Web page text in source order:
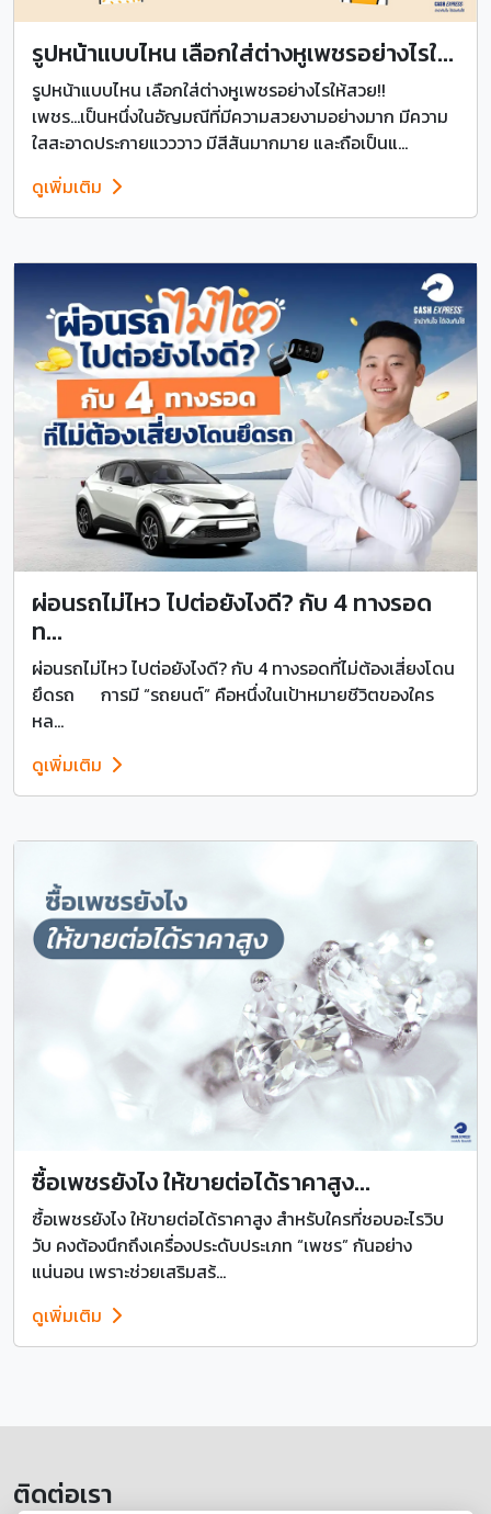
รูปหน้าแบบไหน เลือกใส่ต่างหูเพชรอย่างไรใ...
รูปหน้าแบบไหน เลือกใส่ต่างหูเพชรอย่างไรให้สวย!!
เพชร...เป็นหนึ่งในอัญมณีที่มีความสวยงามอย่างมาก มีความ
ใสสะอาดประกายแวววาว มีสีสันมากมาย และถือเป็นแ...
ดูเพิ่มเติม
ผ่อนรถไม่ไหว ไปต่อยังไงดี? กับ 4 ทางรอด
ท...
ผ่อนรถไม่ไหว ไปต่อยังไงดี? กับ 4 ทางรอดที่ไม่ต้องเสี่ยงโดน
ยึดรถ การมี “รถยนต์” คือหนึ่งในเป้าหมายชีวิตของใคร
หล...
ดูเพิ่มเติม
ซื้อเพชรยังไง ให้ขายต่อได้ราคาสูง...
ซื้อเพชรยังไง ให้ขายต่อได้ราคาสูง สำหรับใครที่ชอบอะไรวิบ
วับ คงต้องนึกถึงเครื่องประดับประเภท “เพชร” กันอย่าง
แน่นอน เพราะช่วยเสริมสร้...
ดูเพิ่มเติม
ติดต่อเรา